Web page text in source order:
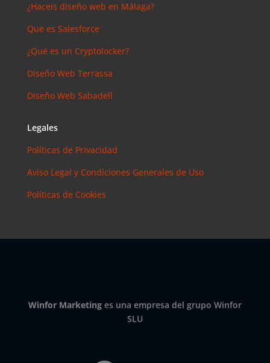
y precios
Antonio
¿Debería
Instagram?
para saber
cómo
invertir en
social
invertir en
cómo
¿Haceis diseño web en Málaga?
Que es Salesforce
¿Qué es un Cryptolocker?
Diseño Web Terrassa
Diseño Web Sabadell
Legales
Políticas de Privacidad
Aviso Legal y Condiciones Generales de Uso
Políticas de Cookies
Winfor Marketinges una empresa del grupo Winfor
SLU